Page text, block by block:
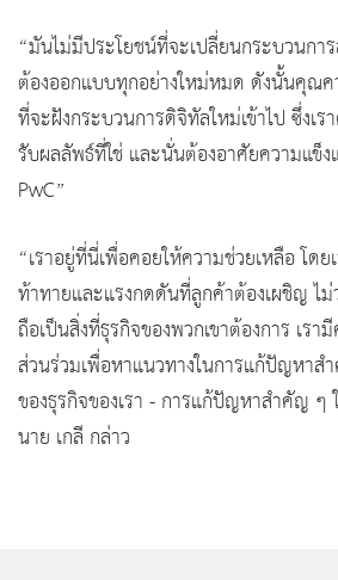
“มันไม่มีประโยชน์ที่จะเปลี่ยนกระบวนกา
ต้องออกแบบทุกอย่างใหม่หมด ดังนั้นคุณ
ที่จะฝังกระบวนการดิจิทัลใหม่เข้าไป ซึ่งเร
รับผลลัพธ์ที่ใช่ และนั่นต้องอาศัยความแข็ง
PwC”
“เราอยู่ที่นี่เพื่อคอยให้ความช่วยเหลือ โดย
ท้าทายและแรงกดดันที่ลูกค้าต้องเผชิญ ไม่
ถือเป็นสิ่งที่ธุรกิจของพวกเขาต้องการ เรา
ส่วนร่วมเพื่อหาแนวทางในการแก้ปัญหาส
ของธุรกิจของเรา - การแก้ปัญหาสำคัญ ๆ
นาย เกลี กล่าว